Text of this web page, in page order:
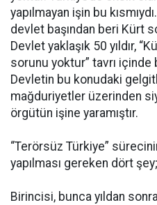
yapılmayan işin bu
devlet başından beri Kürt
Devlet yaklaşık 50 yıldır,
sorunu yoktur” tavrı
Devletin bu konudaki
mağduriyetler üzerinden
örgütün işine yaramıştır.
“Terörsüz Türkiye”
yapılması gereken dört şey;
Birincisi, bunca yıldan